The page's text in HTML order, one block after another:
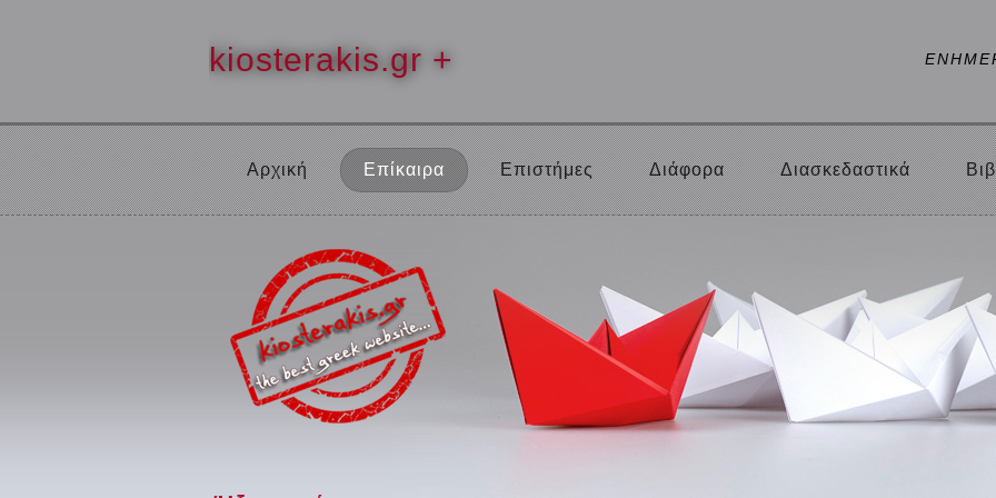
kiosterakis.gr +
Αρχική Επίκαιρα Επιστήμες Διάφορα Διασκεδαστικά